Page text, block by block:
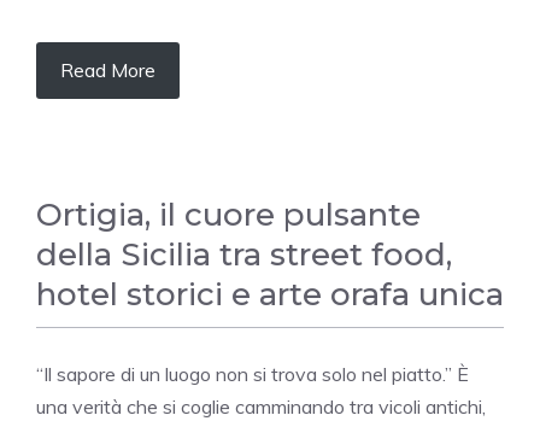
Read More
Ortigia, il cuore pulsante
della Sicilia tra street food,
hotel storici e arte orafa unica
“Il sapore di un luogo non si trova solo nel piatto.” È
una verità che si coglie camminando tra vicoli antichi,